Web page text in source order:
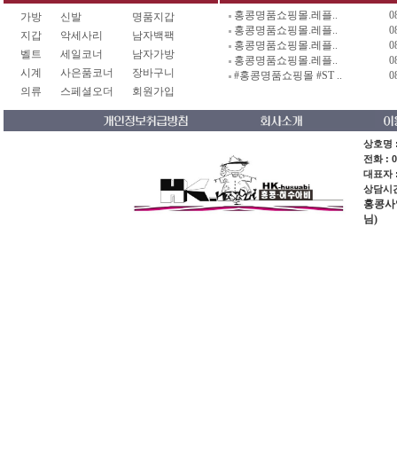
가방 신발
명품지갑
지갑
악세사리
남자백팩
벨트
세일코너
남자가방
시계
사은품코너
장바구니
의류
스페셜오더 회원가입
홍콩명품쇼핑몰.레플..
홍콩명품쇼핑몰.레플..
홍콩명품쇼핑몰.레플..
홍콩명품쇼핑몰.레플..
#홍콩명품쇼핑몰 #ST ..
상호명
전화 :
대표자
상담시
홍콩
님)